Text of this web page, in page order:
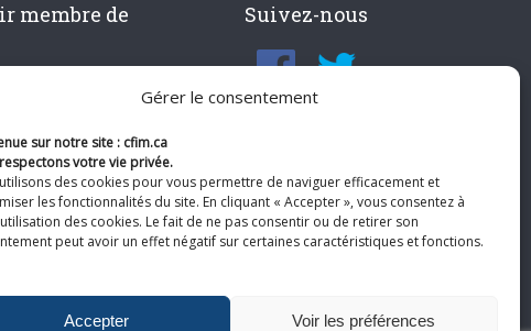
Gérer le consentement
sur notre site : cfim.ca
votre vie privée.
des cookies pour vous permettre de naviguer efficacement et
les fonctionnalités du site. En cliquant « Accepter », vous consentez à
des cookies. Le fait de ne pas consentir ou de retirer son
peut avoir un effet négatif sur certaines caractéristiques et fonctions.
Accepter Voir les préférences
membre de
Suivez-nous